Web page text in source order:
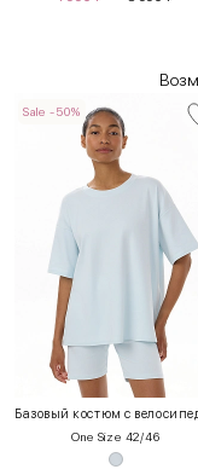
Sale -50%
One Size 42/46